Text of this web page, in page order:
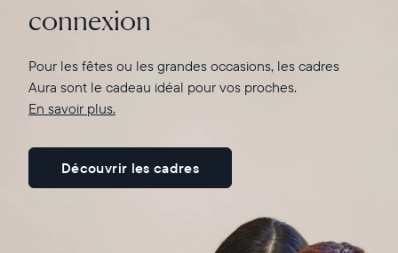
En savoir plus ici
connexion
Pour les fêtes ou les grandes occasions, les cadres
Aura sont le cadeau idéal pour vos proches.
En savoir plus.
Découvrir les cadres